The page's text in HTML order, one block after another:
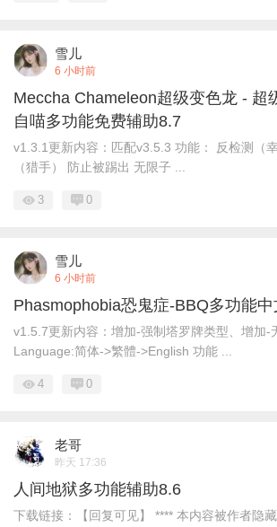
雪儿
6 小时前
Meccha Chameleon超级变色龙 - 超
自喵多功能免费辅助8.7
v1.3.1更新内容：匹配v3.5.3 功能： 反检测（
（猎手） 防止被踢出 无限子 ...
3 0
雪儿
6 小时前
Phasmophobia恐鬼症-BBQ多功能
v1.5.7更新内容：增加-强制塔罗牌类型、增加-
Language:简体->繁體->English 功能 ...
4 0
老哥
昨天 17:36
人间地狱多功能辅助8.6
下载链接：【回复可见】 **** 本内容被作者隐